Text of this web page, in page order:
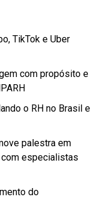
TikTok e Uber
com propósito e
o RH no Brasil e
palestra em
com especialistas
do